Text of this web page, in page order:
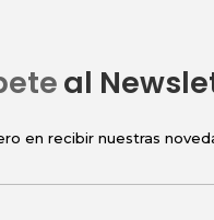
al
en recibir nuestras